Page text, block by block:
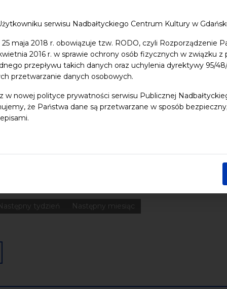
serwisu Nadbałtyckiego Centrum Kultury w
maja 2018 r. obowiązuje tzw. RODO, czyli Rozporządzenie
2016 r. w sprawie ochrony osób fizycznych w związku
przepływu takich danych oraz uchylenia dyrektywy 95/
przetwarzanie danych osobowych.
w nowej polityce prywatności serwisu Publicznej
że Państwa dane są przetwarzane w sposób
dzieci Dziedzictwo kulturowe ekologia Festiwal
Pomerania Pomorze Warsztaty wydarzenia bezpłatne
tydzień Następny miesiąc